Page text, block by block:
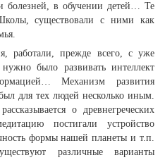
болезней, в обучении детей… Те
существовали с ними как
прежде всего, с уже
было развивать интеллект
Механизм развития
для тех людей несколько иным.
о древнегреческих
постигали устройство
формы нашей планеты и т.п.
различные варианты